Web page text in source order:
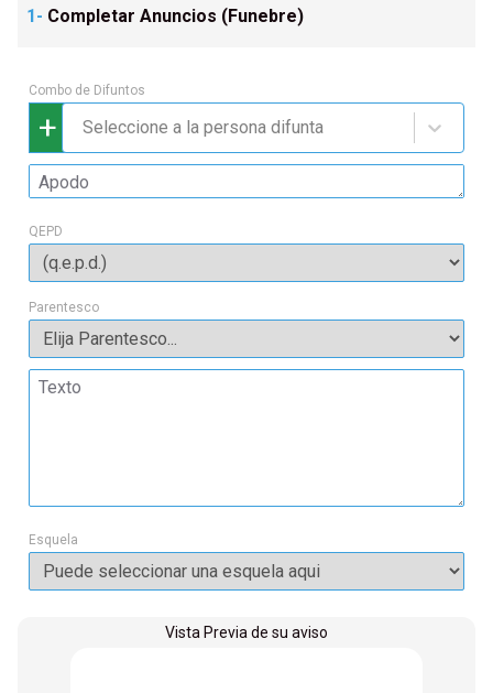
1- Completar Anuncios (Funebre)
Combo de Difuntos
+ Seleccione a la persona difunta
QEPD
Parentesco
Esquela
Vista Previa de su aviso